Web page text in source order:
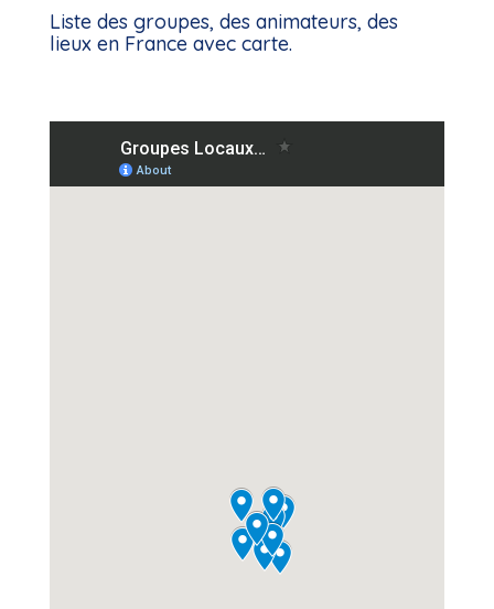
Liste des groupes, des animateurs, des
lieux en France avec carte.